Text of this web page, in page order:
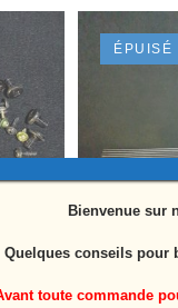
Lg
ÉPUISÉ
Bienvenue sur
Quelques conseils pour
toute commande